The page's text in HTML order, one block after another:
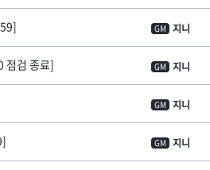
GM 지니
점검 종료] GM 지니
GM 지니
GM 지니